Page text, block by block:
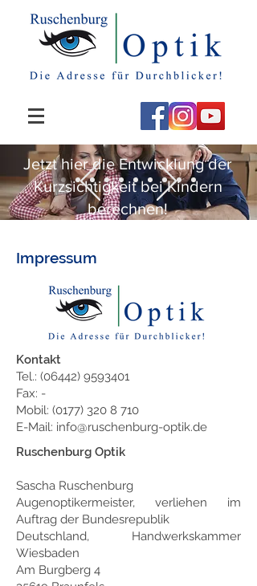
Jetzt hier die Entwicklung der
Kurzsichtigkeit bei Kindern
berechnen!
Impressum
Kontakt
Tel.: (06442) 9593401
Fax: -
Mobil: (0177) 320 8 710
E-Mail: info@ruschenburg-optik.de
Ruschenburg Optik
Sascha Ruschenburg
Augenoptikermeister, verliehen im
Auftrag der Bundesrepublik
Deutschland, Handwerkskammer
Wiesbaden
Am Burgberg 4